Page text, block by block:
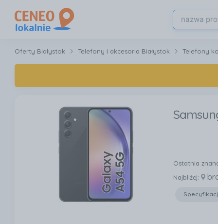
Oferty Białystok Telefony i akcesoria Białystok Telefony
Ostatnia
Najbliżej: